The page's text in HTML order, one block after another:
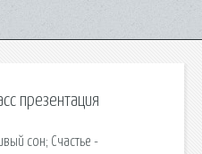
презентация
сон; Счастье -